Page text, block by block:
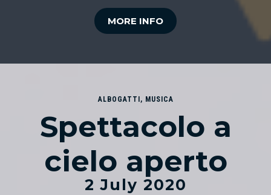
MORE INFO
ALBOGATTI , MUSICA
Spettacolo a
cielo aperto
2 July 2020